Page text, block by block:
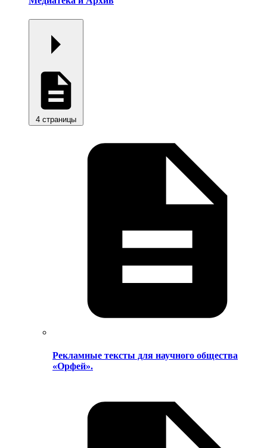
4 страницы
Рекламные тексты для научного общества
«Орфей».